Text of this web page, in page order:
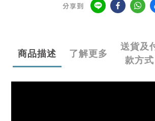
分享到
商品描述 了解更多
送貨及
款方式